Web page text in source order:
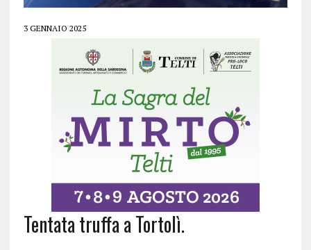
3 GENNAIO 2025
Tentata truffa a Tortolì.